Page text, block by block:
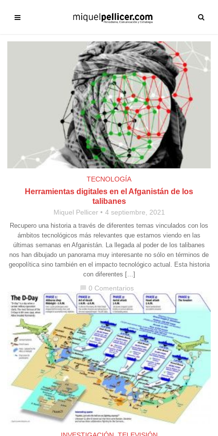
TECNOLOGÍA
Herramientas digitales en el Afganistán de los
talibanes
Miquel Pellicer 4 septiembre, 2021
Recupero una historia a través de diferentes temas vinculados con los
ámbitos tecnológicos más relevantes que estamos viendo en las
últimas semanas en Afganistán. La llegada al poder de los talibanes
nos han dibujado un panorama muy interesante no sólo en términos de
geopolítica sino también en el impacto tecnológico actual. Esta historia
con diferentes […]
chat_bubble 0 Comentarios